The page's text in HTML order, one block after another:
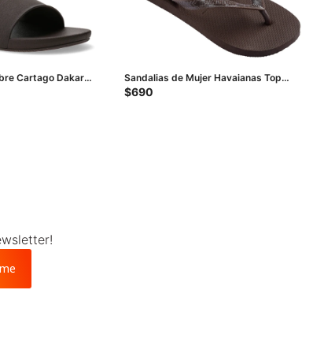
Cartago Dakar II
Sandalias de Mujer Havaianas Top
Tiras - Marrón Café
$690